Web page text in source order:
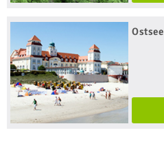
Ostsee